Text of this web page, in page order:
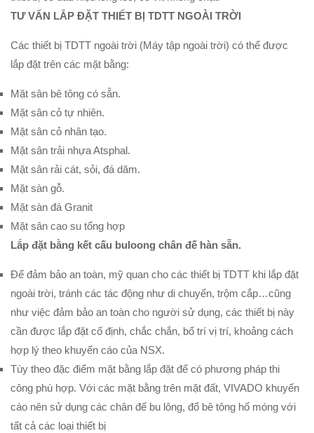
TƯ VẤN LẮP ĐẶT THIẾT BỊ TDTT NGOÀI TRỜI
Các thiết bị TDTT ngoài trời (Máy tập ngoài trời) có thể được
lắp đặt trên các mặt bằng:
Mặt sân bê tông có sẵn.
Mặt sân cỏ tự nhiên.
Mặt sân cỏ nhân tạo.
Mặt sân trải nhựa Atsphal.
Mặt sân rải cát, sỏi, đá dăm.
Mặt sàn gỗ.
Mặt sàn đá Granit
Mặt sân cao su tổng hợp
Lắp đặt bằng kết cấu buloong chân đế hàn sẵn.
Để đảm bảo an toàn, mỹ quan cho các thiết bị TDTT khi lắp đặt
ngoài trời, tránh các tác động như di chuyển, trộm cắp…cũng
như việc đảm bảo an toàn cho người sử dụng, các thiết bị này
cần được lắp đặt cố định, chắc chắn, bố trí vị trí, khoảng cách
hợp lý theo khuyến cáo của NSX.
Tùy theo đặc điểm mặt bằng lắp đặt để có phương pháp thi
công phù hợp. Với các mặt bằng trên mặt đất, VIVADO khuyến
cáo nên sử dụng các chân đế bu lông, đổ bê tông hố móng với
tất cả các loại thiết bị